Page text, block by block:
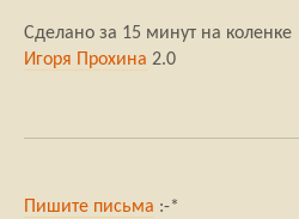
Сделано за 15 минут на коленке
Игоря Прохина 2.0
Пишите письма :-*